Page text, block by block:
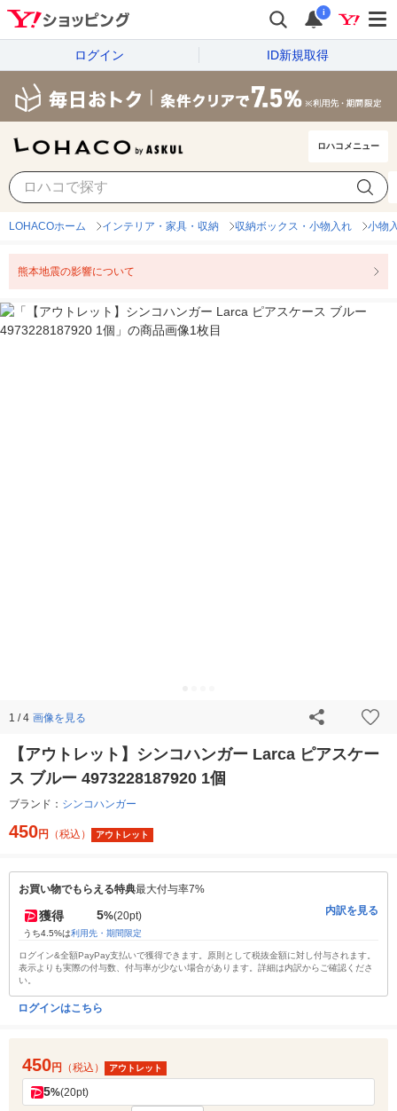
i
ログイン ID新規取得
ロハコメニュー
LOHACOホーム インテリア・家具・収納 収納ボックス・小物入れ 小物
熊本地震の影響について
1 / 4 画像を見る
【アウトレット】シンコハンガー Larca ピアスケー
ス ブルー 4973228187920 1個
ブランド： シンコハンガー
450円 （税込） アウトレット
お買い物でもらえる特典最大付与率7%
獲得 5%(20pt)
うち4.5%は利用先・期間限定
内訳を見る
ログイン&全額PayPay支払いで獲得できます。原則として税抜金額に対し付与されます。
表示よりも実際の付与数、付与率が少ない場合があります。詳細は内訳からご確認くださ
い。
ログインはこちら
450円 （税込） アウトレット
5%(20pt)